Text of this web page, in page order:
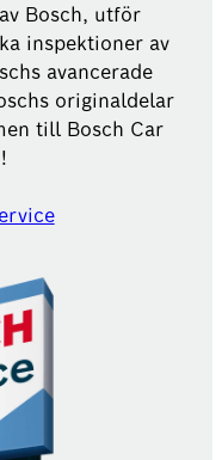
Bosch, utför
inspektioner av
avancerade
originaldelar
till Bosch Car